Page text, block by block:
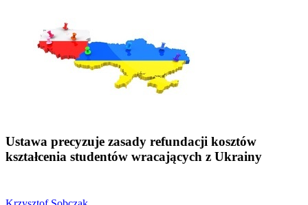
Ustawa precyzuje zasady refundacji kosztów
kształcenia studentów wracających z Ukrainy